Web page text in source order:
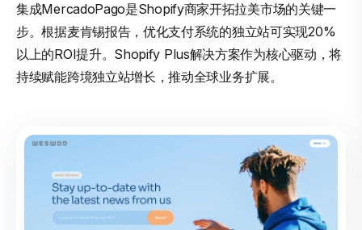
集成MercadoPago是Shopify商家开拓拉美市场的关键一
步。根据麦肯锡报告，优化支付系统的独立站可实现20%
以上的ROI提升。Shopify Plus解决方案作为核心驱动，将
持续赋能跨境独立站增长，推动全球业务扩展。